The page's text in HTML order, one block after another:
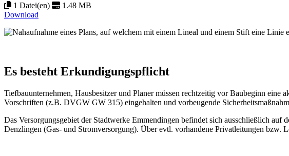
1 Datei(en)
1.48 MB
Download
Es besteht Erkundigungspflicht
Tiefbauunternehmen, Hausbesitzer und Planer müssen rechtzeitig vor Baubeginn
Vorschriften (z.B. DVGW GW 315) eingehalten und vorbeugende
Das Versorgungsgebiet der Stadtwerke Emmendingen befindet sich ausschließlich
Denzlingen (Gas- und Stromversorgung). Über evtl. vorhandene Privatleitungen bzw.